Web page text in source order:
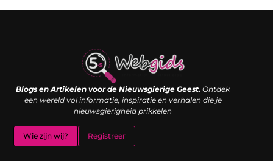
Blogs en Artikelen voor de Nieuwsgierige Geest. Ontdek
een wereld vol informatie, inspiratie en verhalen die je
nieuwsgierigheid prikkelen
Wie zijn wij? Registreer